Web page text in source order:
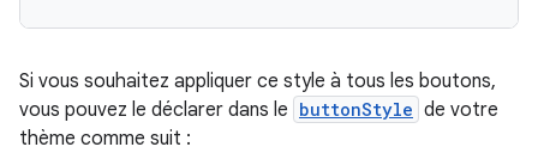
Si vous souhaitez appliquer ce style à tous les boutons,
vous pouvez le déclarer dans le buttonStyle de votre
thème comme suit :